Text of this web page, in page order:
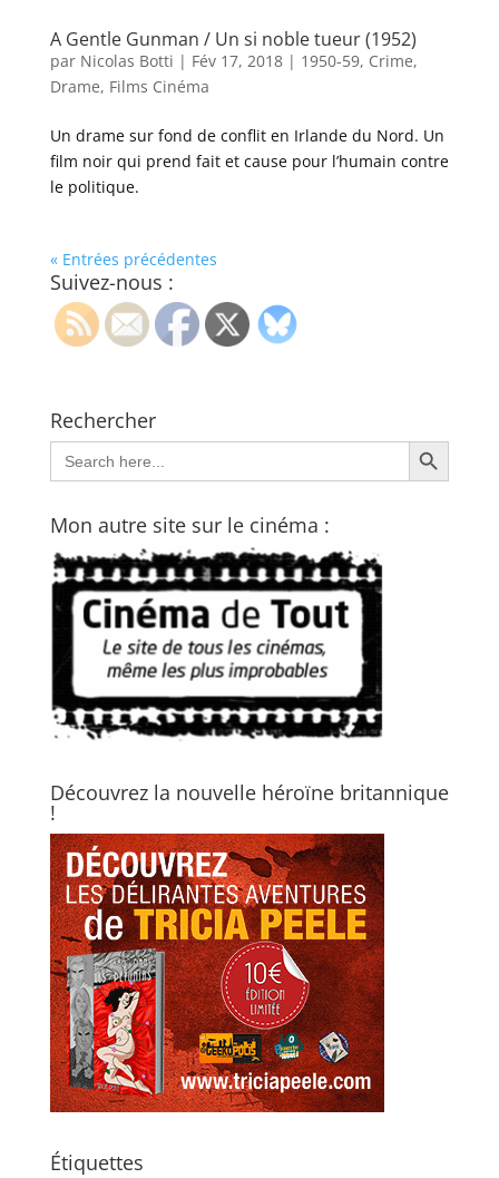
A Gentle Gunman / Un si noble tueur (1952)
par Nicolas Botti | Fév 17, 2018| 1950-59, Crime,
Drame, Films Cinéma
Un drame sur fond de conflit en Irlande du Nord. Un
film noir qui prend fait et cause pour l’humain contre
le politique.
« Entrées précédentes
Suivez-nous :
Rechercher
Search
for:
Search Button
Mon autre site sur le cinéma :
Découvrez la nouvelle héroïne britannique
!
Étiquettes